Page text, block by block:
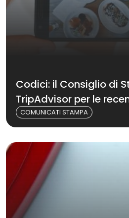
Codici: il Consiglio di
TripAdvisor per le
COMUNICATI STAMPA